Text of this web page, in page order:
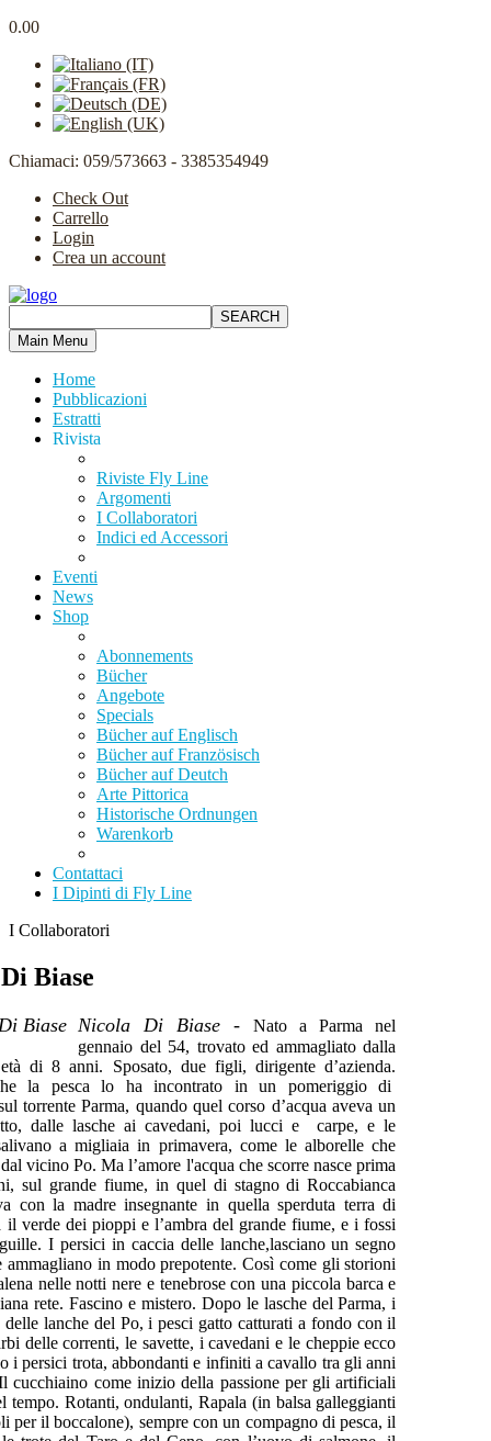
0.00
Chiamaci: 059/573663 - 3385354949
Check Out
Carrello
Login
Crea un account
Main Menu
Home
Pubblicazioni
Estratti
Rivista
Riviste Fly Line
Argomenti
I Collaboratori
Indici ed Accessori
Eventi
News
Shop
Abonnements
Bücher
Angebote
Specials
Bücher auf Englisch
Bücher auf Französisch
Bücher auf Deutch
Arte Pittorica
Historische Ordnungen
Warenkorb
Contattaci
I Dipinti di Fly Line
I Collaboratori
Biase
Nicola Di Biase -Nato a Parma nel
gennaio del 54, trovato ed ammagliato dalla
di 8 anni. Sposato, due figli, dirigente d’azienda.
la pesca lo ha incontrato in un pomeriggio di
torrente Parma, quando quel corso d’acqua aveva un
dalle lasche ai cavedani, poi lucci e carpe, e le
a migliaia in primavera, come le alborelle che
vicino Po. Ma l’amore l'acqua che scorre nasce prima
sul grande fiume, in quel di stagno di Roccabianca
con la madre insegnante in quella sperduta terra di
il verde dei pioppi e l’ambra del grande fiume, e i fossi
I persici in caccia delle lanche,lasciano un segno
ammagliano in modo prepotente. Così come gli storioni
nelle notti nere e tenebrose con una piccola barca e
rete. Fascino e mistero. Dopo le lasche del Parma, i
delle lanche del Po, i pesci gatto catturati a fondo con il
delle correnti, le savette, i cavedani e le cheppie ecco
i persici trota, abbondanti e infiniti a cavallo tra gli anni
cucchiaino come inizio della passione per gli artificiali
tempo. Rotanti, ondulanti, Rapala (in balsa galleggianti
per il boccalone), sempre con un compagno di pesca, il